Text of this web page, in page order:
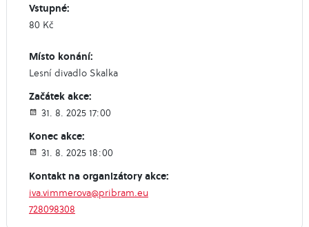
Vstupné:
80 Kč
Místo konání:
Lesní divadlo Skalka
Začátek akce:
31. 8. 2025 17:00
Konec akce:
31. 8. 2025 18:00
Kontakt na organizátory akce:
iva.vimmerova@pribram.eu
728098308